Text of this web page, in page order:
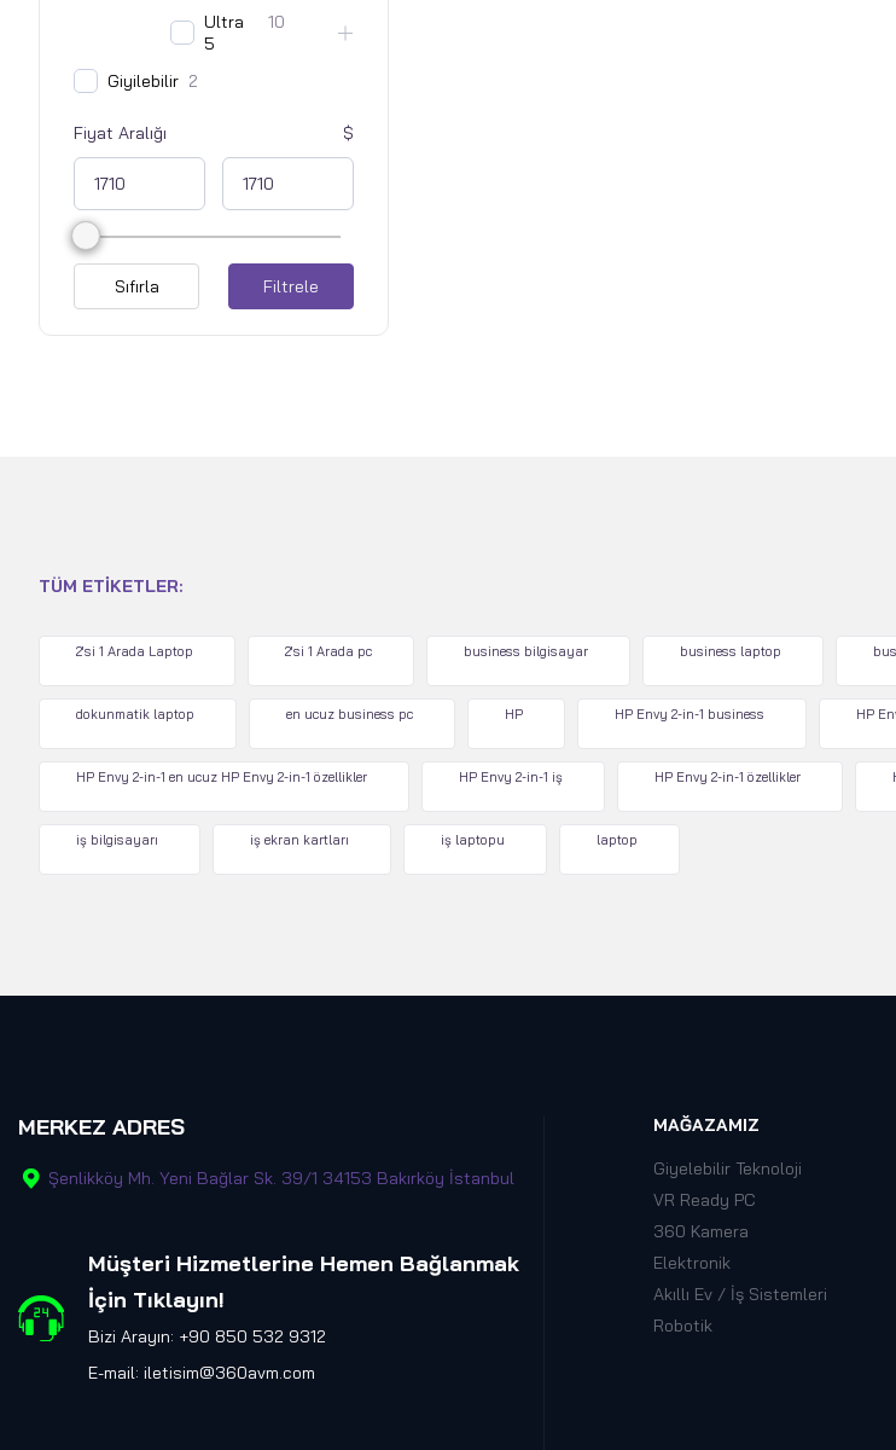
Ultra
5
10
Giyilebilir 2
Fiyat Aralığı
Filtrele
Sıfırla
TÜM ETIKETLER:
2'si 1 Arada Laptop 2'si 1 Arada pc business bilgisayar business laptop
dokunmatik laptop en ucuz business pc HP HP Envy 2-in-1 business HP
HP Envy 2-in-1 en ucuz HP Envy 2-in-1 özellikler HP Envy 2-in-1 iş HP Envy 2-in-1 özellikler
iş bilgisayarı iş ekran kartları iş laptopu laptop
MERKEZ ADRES
Şenlikköy Mh. Yeni Bağlar Sk. 39/1 34153 Bakırköy İstanbul
Müşteri Hizmetlerine Hemen Bağlanmak
İçin Tıklayın!
Bizi Arayın: +90 850 532 9312
E-mail: iletisim@360avm.com
MAĞAZAMIZ
Giyelebilir Teknoloji
VR Ready PC
360 Kamera
Elektronik
Akıllı Ev / İş Sistemleri
Robotik